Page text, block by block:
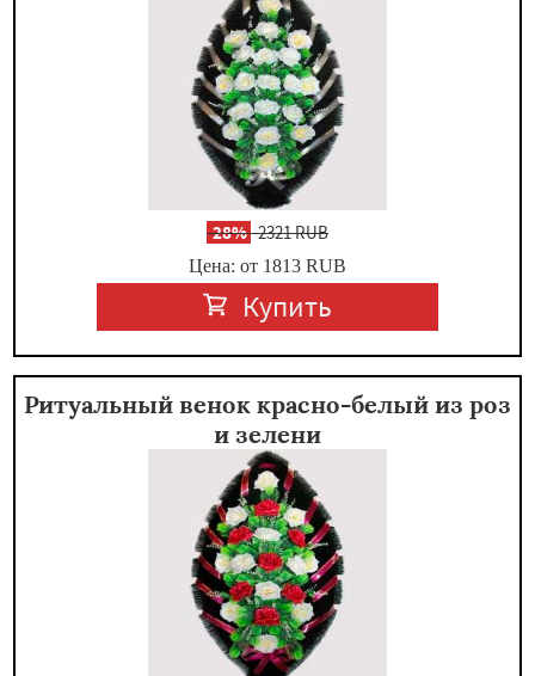
-28%2321 RUB
Цена: от 1813 RUB
Купить
Ритуальный венок красно-белый из роз
и зелени